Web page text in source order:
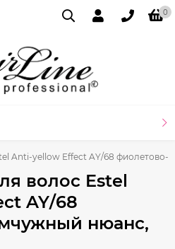
0
Anti-yellow Effect AY/68
волос Estel
AY/68
нюанс,